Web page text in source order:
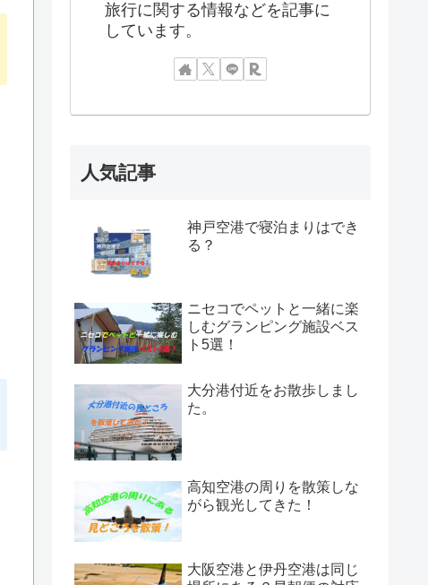
旅行に関する情報などを記事に
しています。
人気記事
神戸空港で寝泊まりはでき
る？
ニセコでペットと一緒に楽
しむグランピング施設ベス
ト5選！
大分港付近をお散歩しまし
た。
高知空港の周りを散策しな
がら観光してきた！
大阪空港と伊丹空港は同じ